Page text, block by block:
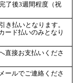
了後3週間程度（祝
き払いとなります。
ード払いのみとなり
直接お支払いくださ
ールでご連絡くださ